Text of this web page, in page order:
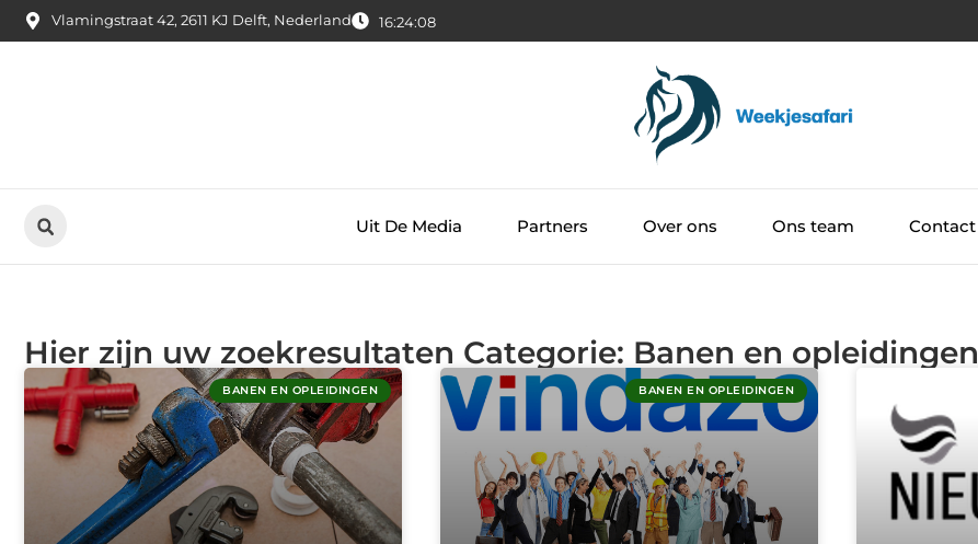
Vlamingstraat 42, 2611 KJ Delft, Nederland 16:24:08
Uit De Media Partners Over ons Ons team Contact
Hier zijn uw zoekresultaten Categorie: Banen en opleidingen
BANEN EN OPLEIDINGEN BANEN EN OPLEIDINGEN